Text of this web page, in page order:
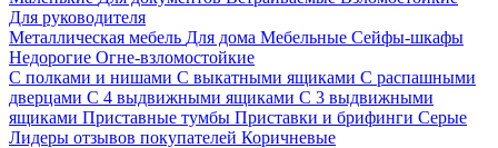
Для руководителя
Металлическая мебель Для дома Мебельные Сейфы-шкафы
Недорогие Огне-взломостойкие
С полками и нишами С выкатными ящиками С распашными
дверцами С 4 выдвижными ящиками С 3 выдвижными
ящиками Приставные тумбы Приставки и брифинги Серые
Лидеры отзывов покупателей Коричневые